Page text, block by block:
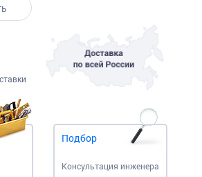
Подбор
Консультация инженера